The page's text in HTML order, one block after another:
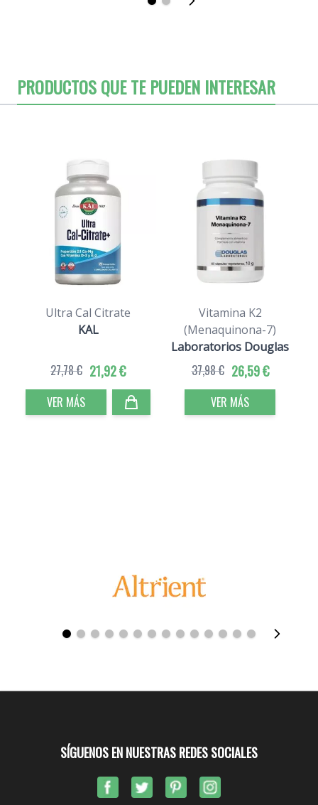
PRODUCTOS QUE TE PUEDEN INTERESAR
Ultra Cal Citrate
KAL
21,92 €
27,78 €
VER MÁS
Vitamina K2
(Menaquinona-7)
Laboratorios Douglas
26,59 €
37,98 €
VER MÁS
SÍGUENOS EN NUESTRAS REDES SOCIALES